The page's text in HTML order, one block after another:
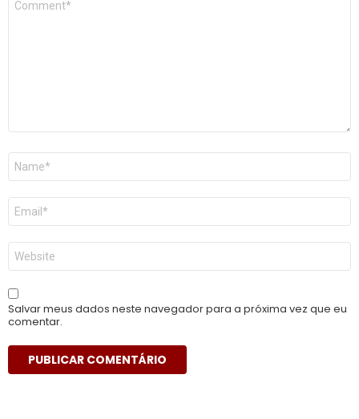
Nome
E-
mail
*
Site
Salvar meus dados neste navegador para a próxima vez que eu
comentar.